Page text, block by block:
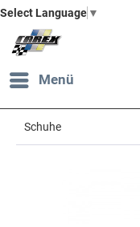
Select Language ▼
Menü
Schuhe